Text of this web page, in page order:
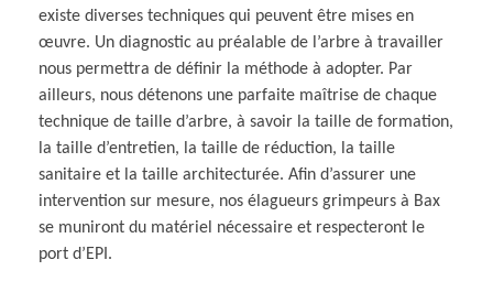
existe diverses techniques qui peuvent être mises en
œuvre. Un diagnostic au préalable de l’arbre à travailler
nous permettra de définir la méthode à adopter. Par
ailleurs, nous détenons une parfaite maîtrise de chaque
technique de taille d’arbre, à savoir la taille de formation,
la taille d’entretien, la taille de réduction, la taille
sanitaire et la taille architecturée. Afin d’assurer une
intervention sur mesure, nos élagueurs grimpeurs à Bax
se muniront du matériel nécessaire et respecteront le
port d’EPI.